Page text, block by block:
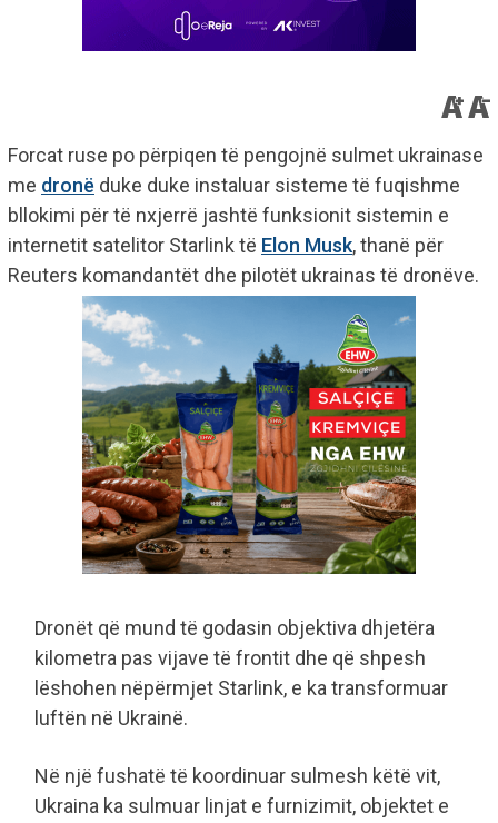
Forcat ruse po përpiqen të pengojnë sulmet ukrainase
me dronë duke duke instaluar sisteme të fuqishme
bllokimi për të nxjerrë jashtë funksionit sistemin e
internetit satelitor Starlink të Elon Musk, thanë për
Reuters komandantët dhe pilotët ukrainas të dronëve.
Dronët që mund të godasin objektiva dhjetëra
kilometra pas vijave të frontit dhe që shpesh
lëshohen nëpërmjet Starlink, e ka transformuar
luftën në Ukrainë.
Në një fushatë të koordinuar sulmesh këtë vit,
Ukraina ka sulmuar linjat e furnizimit, objektet e